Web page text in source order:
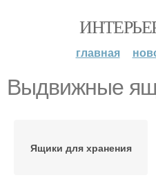
главная
Выдвижные
Ящики для хранения